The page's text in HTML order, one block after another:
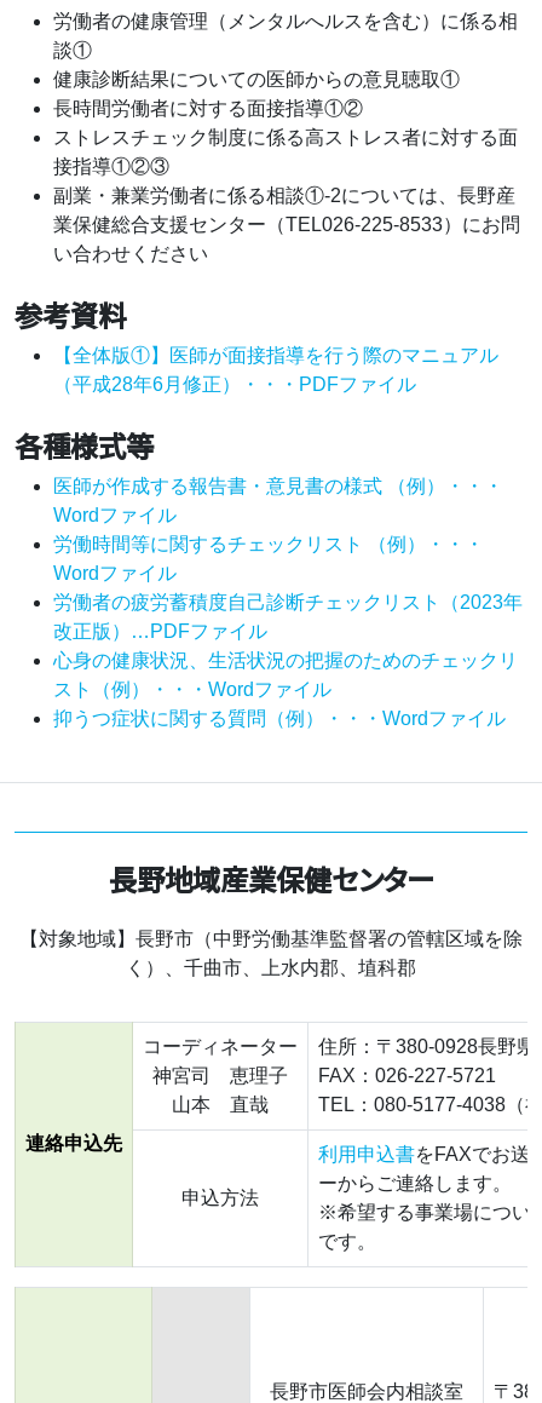
労働者の健康管理（メンタルへルスを含む）に係る相
談①
健康診断結果についての医師からの意見聴取①
長時間労働者に対する面接指導①②
ストレスチェック制度に係る高ストレス者に対する面
接指導①②③
副業・兼業労働者に係る相談①-2については、長野産
業保健総合支援センター（TEL026-225-8533）にお問
い合わせください
参考資料
【全体版①】医師が面接指導を行う際のマニュアル
（平成28年6月修正）・・・PDFファイル
各種様式等
医師が作成する報告書・意見書の様式 （例）・・・
Wordファイル
労働時間等に関するチェックリスト （例）・・・
Wordファイル
労働者の疲労蓄積度自己診断チェックリスト（2023年
改正版）…PDFファイル
心身の健康状況、生活状況の把握のためのチェックリ
スト（例）・・・Wordファイル
抑うつ症状に関する質問（例）・・・Wordファイル
長野地域産業保健センター
【対象地域】長野市（中野労働基準監督署の管轄区域を除
く）、千曲市、上水内郡、埴科郡
連絡申込先
コーディネーター
神宮司 恵理子
山本 直哉
住所：〒380-0928長野
FAX：026-227-5721
TEL：080-5177-4038（
申込方法
利用申込書をFAXでお送
ーからご連絡します。
※希望する事業場につい
です。
長野市医師会内相談室 〒